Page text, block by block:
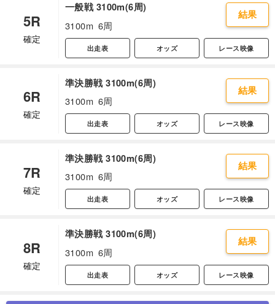
5R
確定
一般戦 3100m(6周)
3100m 6周
結果
出走表 オッズ レース映像
6R
確定
準決勝戦 3100m(6周)
3100m 6周
結果
出走表 オッズ レース映像
7R
確定
準決勝戦 3100m(6周)
3100m 6周
結果
出走表 オッズ レース映像
8R
確定
準決勝戦 3100m(6周)
3100m 6周
結果
出走表 オッズ レース映像